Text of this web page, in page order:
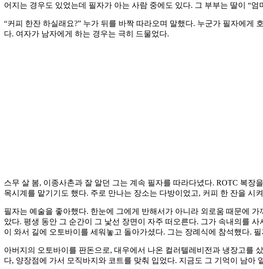
어지는 경우도 있었는데 필자가 아는 사람 중에도 있다. 그 부부는 딸이 “
“커피 한잔 하실래요?” 누가 뒤를 바짝 따라오며 말했다. 누군가 필자에게
다. 여자가 남자에게 하는 경우는 극히 드물었다.
스무 살 봄, 이종사촌과 잘 알던 그는 계속 필자를 따라다녔다. ROTC 복
목시계를 맡기기도 했다. 주로 만나는 장소는 다방이었고, 커피 한 잔을
필자는 예술을 좋아했다. 한눈에 그에게 반해서가 아니라 외로움 때문에
았다. 평생 동안 그 순간이 그 낯선 장면이 자주 떠오른다. 그가 속내의를
이 와서 길에 오토바이를 세워놓고 돌아가셨다. 그는 장례식에 참석했다.
아버지의 오토바이를 판돈으로, 대우에서 나온 컬러텔레비전과 냉장고를
다, 양장점에 가서 모직바지와 코트를 맞춰 입었다. 지금도 그 기억이 남